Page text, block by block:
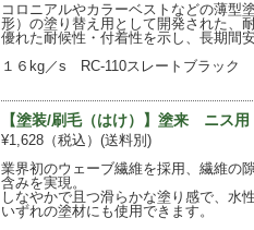
コロニアルやカラーベストなどの薄型
形）の塗り替え用として開発された、
優れた耐候性・付着性を示し、長期間
１６kg／s RC-110スレートブラック
【塗装/刷毛（はけ）】塗来 ニス
¥1,628（税込） (送料別)
業界初のウェーブ繊維を採用、繊維の
含みを実現。
しなやかで且つ滑らかな塗り感で、水
いずれの塗材にも使用できます。